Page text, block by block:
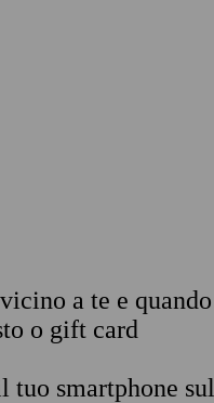
a te e quando
o gift card
tuo smartphone sul